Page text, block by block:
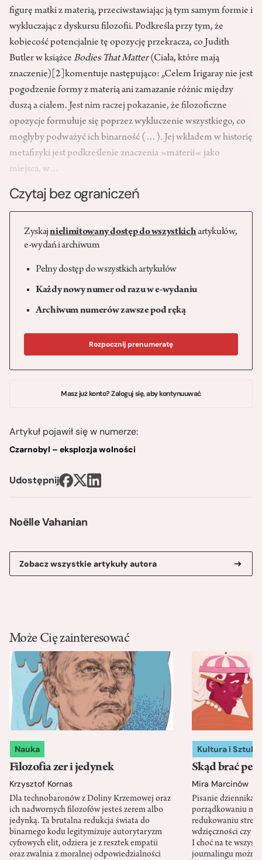
Noëlle Vahanian
Zobacz wszystkie artykuły autora
figurę matki z materią, przeciwstawiając ją tym samym formie i
wykluczając z dyskursu filozofii. Podkreśla przy tym, że
kobiecość potencjalnie tę opozycję przekracza, co Judith
Butler w książce Bodies That Matter(Ciała, które mają
znaczenie) [2] komentuje następująco: „Celem Irigaray nie jest
pogodzenie formy z materią ani zamazanie różnic między
duszą a ciałem. Jest nim raczej pokazanie, że filozoficzne
opozycje formułuje się poprzez wykluczenie wszystkiego, co
mogłyby podważyć ich binarność (…). Jej wkładem w historię
metafizyki jest podkreślenie znaczenia »materii« jako
miejsca, w…
Czytaj bez ograniczeń
Zyskajnielimitowany dostęp do wszystkichartykułów,
e-wydań i archiwum
Pełny dostęp do wszystkich artykułów
Każdy nowy numer od razu w e-wydaniu
Archiwum numerów zawsze pod ręką
Rozpocznij prenumeratę
Masz już konto? Zaloguj się, aby kontynuuwać
Artykuł pojawił się w numerze:
Czarnobyl – eksplozja wolności
Udostępnij
Może Cię zainteresować
Nauka
Filozofia zer i jedynek
Krzysztof Kornas
Dla technobaronów z Doliny Krzemowej oraz
ich nadwornych filozofów jesteś zerem albo
jedynką. Ta brutalna redukcja świata do
binarnego kodu legitymizuje autorytaryzm
cyfrowych elit, odziera je z resztek empatii
oraz zwalnia z moralnej odpowiedzialności
Kultura i Sztuka
Skąd brać
Mira Marcinów
Pisanie dziennika
porządkowaniu
redukowaniu
wdzięczności czy
I choć na te
journalingu można